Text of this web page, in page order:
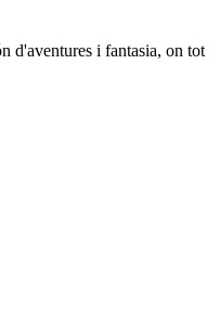
d'aventures i fantasia, on tot